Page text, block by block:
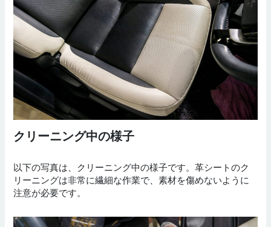
クリーニング中の様子
以下の写真は、クリーニング中の様子です。革シートのク
リーニングは非常に繊細な作業で、素材を傷めないように
注意が必要です。